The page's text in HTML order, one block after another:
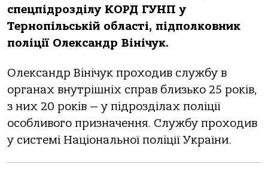
спецпідрозділу КОРД ГУНП у
Тернопільській області, підполковник
поліції Олександр Вінічук.
Олександр Вінічук проходив службу в
органах внутрішніх справ близько 25 років,
з них 20 років — у підрозділах поліції
особливого призначення. Службу проходив
у системі Національної поліції України.